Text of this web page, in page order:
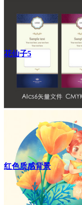
花仙子5
红色质感背景